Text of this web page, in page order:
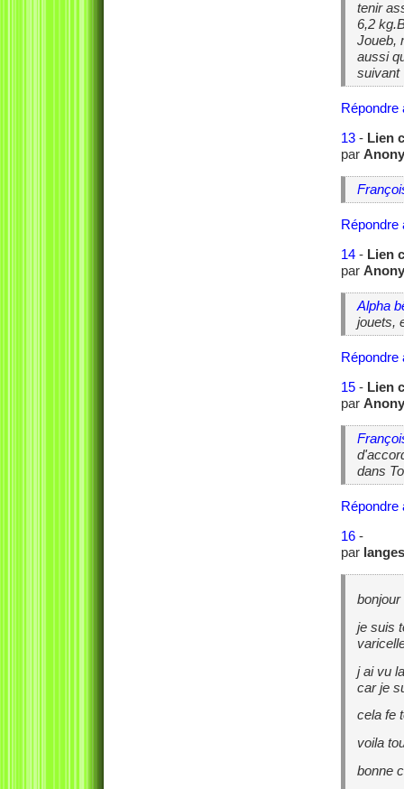
tenir
6,2
Joueb,
aussi
suivant
Répondre
13- Lien
par
Répondre
14- Lien
par
Alpha
jouets,
Répondre
15- Lien
par
dans
Répondre
16-
par
bonjour
je suis
j ai vu
car je
cela fe
voila
bonne